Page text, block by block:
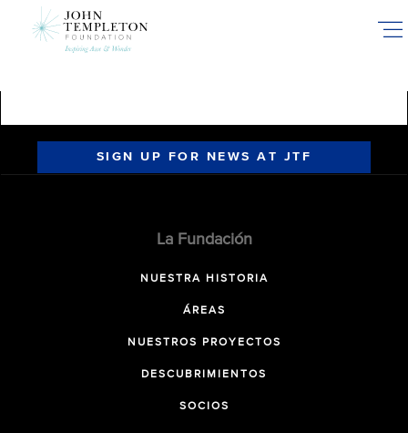
SIGN UP FOR NEWS AT JTF
La Fundación
NUESTRA HISTORIA
ÁREAS
NUESTROS PROYECTOS
DESCUBRIMIENTOS
SOCIOS